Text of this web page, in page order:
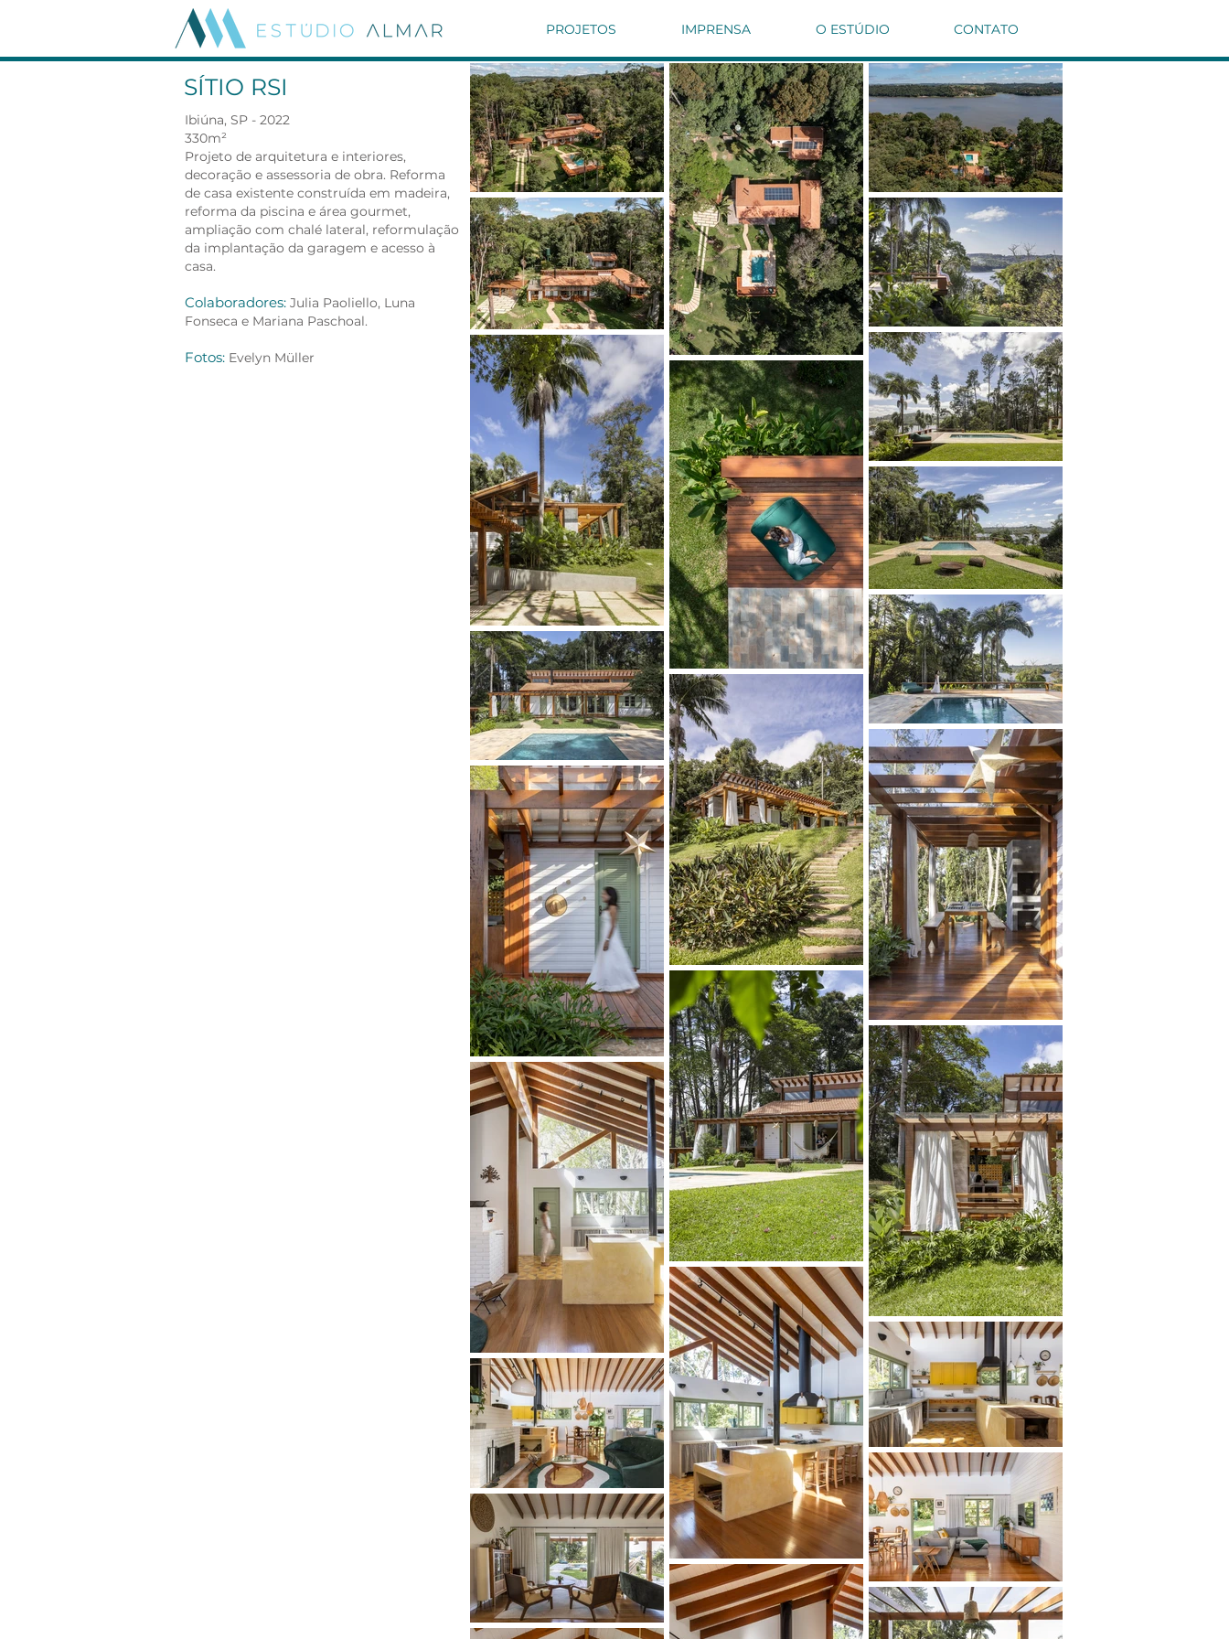
PROJETOS IMPRENSA O ESTÚDIO CONTATO
SÍTIO RSI
Ibiúna, SP - 2022
330m²
Projeto de arquitetura e interiores,
decoração e assessoria de obra. Reforma
de casa existente construída em madeira,
reforma da piscina e área gourmet,
ampliação com chalé lateral, reformulação
da implantação da garagem e acesso à
casa.
Colaboradores: Julia Paoliello, Luna
Fonseca e Mariana Paschoal.
Fotos: Evelyn Müller